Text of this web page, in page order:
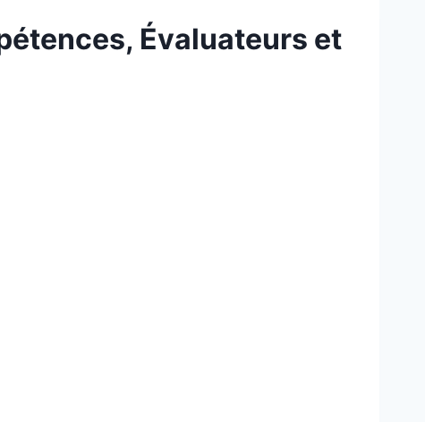
Évaluateurs et